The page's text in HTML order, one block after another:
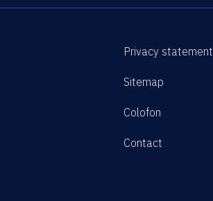
Privacy statement
Sitemap
Colofon
Contact